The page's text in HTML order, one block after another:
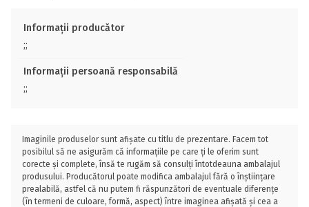
Informații producător
;;
Informații persoană responsabilă
;;
Imaginile produselor sunt afișate cu titlu de prezentare. Facem tot
posibilul să ne asigurăm că informațiile pe care ți le oferim sunt
corecte și complete, însă te rugăm să consulți întotdeauna ambalajul
produsului. Producătorul poate modifica ambalajul fără o înștiințare
prealabilă, astfel că nu putem fi răspunzători de eventuale diferențe
(în termeni de culoare, formă, aspect) între imaginea afișată și cea a